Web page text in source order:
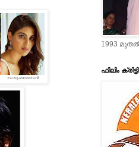
1993
ഫിലിം